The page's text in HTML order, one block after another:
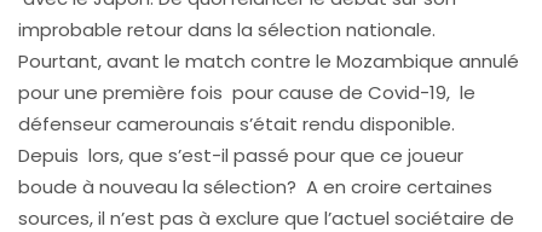
improbable retour dans la sélection nationale.
Pourtant, avant le match contre le Mozambique annulé
pour une première fois pour cause de Covid-19, le
défenseur camerounais s’était rendu disponible.
Depuis lors, que s’est-il passé pour que ce joueur
boude à nouveau la sélection? A en croire certaines
sources, il n’est pas à exclure que l’actuel sociétaire de